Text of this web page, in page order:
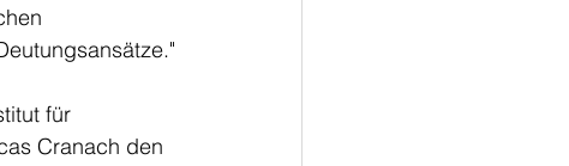
für
Cranach den